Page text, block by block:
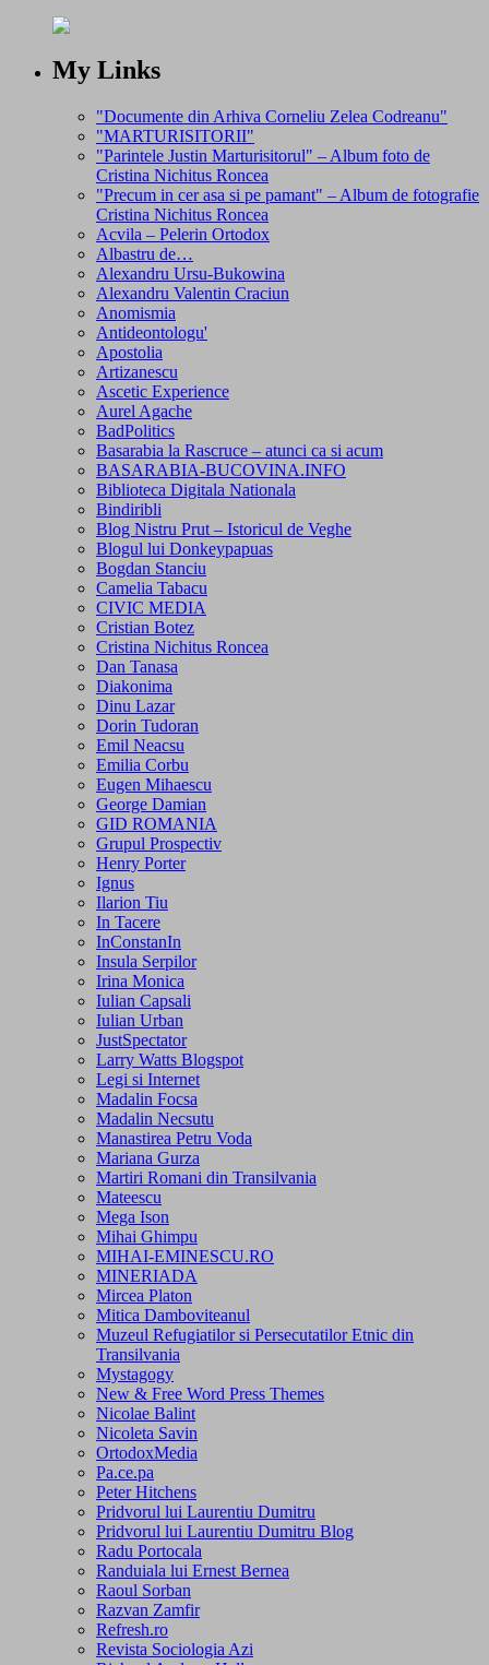
My Links
"Documente din Arhiva Corneliu Zelea Codreanu"
"MARTURISITORII"
"Parintele Justin Marturisitorul" – Album foto de
Cristina Nichitus Roncea
"Precum in cer asa si pe pamant" – Album de fotografie
Cristina Nichitus Roncea
Acvila – Pelerin Ortodox
Albastru de…
Alexandru Ursu-Bukowina
Alexandru Valentin Craciun
Anomismia
Antideontologu'
Apostolia
Artizanescu
Ascetic Experience
Aurel Agache
BadPolitics
Basarabia la Rascruce – atunci ca si acum
BASARABIA-BUCOVINA.INFO
Biblioteca Digitala Nationala
Bindiribli
Blog Nistru Prut – Istoricul de Veghe
Blogul lui Donkeypapuas
Bogdan Stanciu
Camelia Tabacu
CIVIC MEDIA
Cristian Botez
Cristina Nichitus Roncea
Dan Tanasa
Diakonima
Dinu Lazar
Dorin Tudoran
Emil Neacsu
Emilia Corbu
Eugen Mihaescu
George Damian
GID ROMANIA
Grupul Prospectiv
Henry Porter
Ignus
Ilarion Tiu
In Tacere
InConstanIn
Insula Serpilor
Irina Monica
Iulian Capsali
Iulian Urban
JustSpectator
Larry Watts Blogspot
Legi si Internet
Madalin Focsa
Madalin Necsutu
Manastirea Petru Voda
Mariana Gurza
Martiri Romani din Transilvania
Mateescu
Mega Ison
Mihai Ghimpu
MIHAI-EMINESCU.RO
MINERIADA
Mircea Platon
Mitica Damboviteanul
Muzeul Refugiatilor si Persecutatilor Etnic din
Transilvania
Mystagogy
New & Free Word Press Themes
Nicolae Balint
Nicoleta Savin
OrtodoxMedia
Pa.ce.pa
Peter Hitchens
Pridvorul lui Laurentiu Dumitru
Pridvorul lui Laurentiu Dumitru Blog
Radu Portocala
Randuiala lui Ernest Bernea
Raoul Sorban
Razvan Zamfir
Refresh.ro
Revista Sociologia Azi